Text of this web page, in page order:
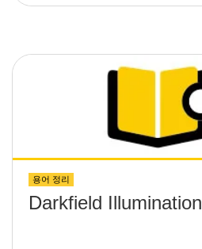
용어 정리
Darkfield Illumination